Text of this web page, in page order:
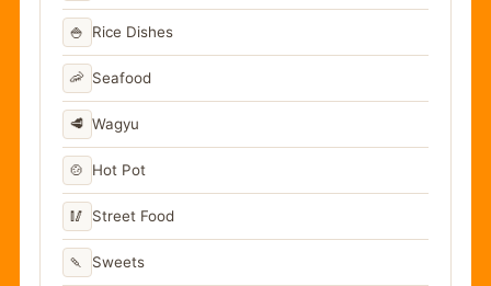
🍚 Rice Dishes
🦐 Seafood
🥩 Wagyu
🍲 Hot Pot
🥢 Street Food
🍡 Sweets